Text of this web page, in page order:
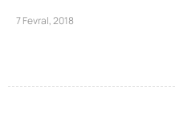
7 Fevral, 2018